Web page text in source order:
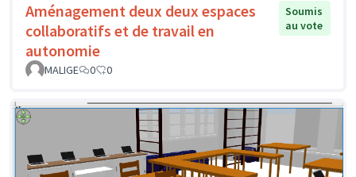
Aménagement deux deux espaces
collaboratifs et de travail en
autonomie
Soumis
au vote
MALIGE 0 0